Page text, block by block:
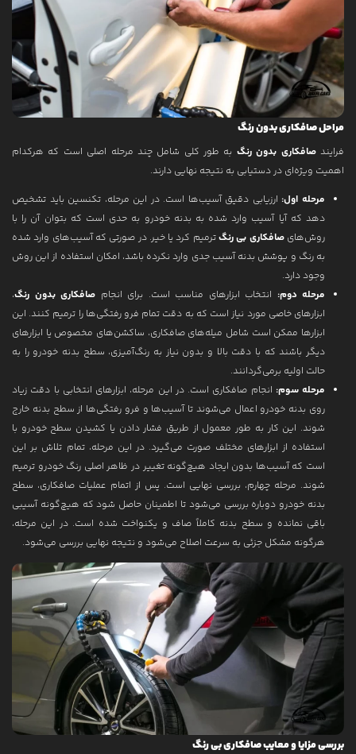
مراحل صافکاری بدون رنگ
فرایندصافکاری بدون رنگ به طور کلی شامل چند مرحله اصلی است که هرکدام
اهمیت ویژه‌ای در دستیابی به نتیجه نهایی دارند.
مرحله اول: ارزیابی دقیق آسیب‌ها است. در این مرحله، تکنسین باید تشخیص
دهد که آیا آسیب وارد شده به بدنه خودرو به حدی است که بتوان آن را با
روش‌هایصافکاری بی رنگترمیم کرد یا خیر. در صورتی که آسیب‌های وارد شده
به رنگ و پوشش بدنه آسیب جدی وارد نکرده باشد، امکان استفاده از این روش
وجود دارد.
مرحله دوم: انتخاب ابزارهای مناسب است. برای انجام صافکاری بدون رنگ،
ابزارهای خاصی مورد نیاز است که به دقت تمام فرو رفتگی‌ها را ترمیم کنند. این
ابزارها ممکن است شامل میله‌های صافکاری، ساکشن‌های مخصوص یا ابزارهای
دیگر باشند که با دقت بالا و بدون نیاز به رنگ‌آمیزی، سطح بدنه خودرو را به
حالت اولیه برمی‌گردانند.
مرحله سوم: انجام صافکاری است. در این مرحله، ابزارهای انتخابی با دقت زیاد
روی بدنه خودرو اعمال می‌شوند تا آسیب‌ها و فرو رفتگی‌ها از سطح بدنه خارج
شوند. این کار به طور معمول از طریق فشار دادن یا کشیدن سطح خودرو با
استفاده از ابزارهای مختلف صورت می‌گیرد. در این مرحله، تمام تلاش بر این
است که آسیب‌ها بدون ایجاد هیچ‌گونه تغییر در ظاهر اصلی رنگ خودرو ترمیم
شوند. مرحله چهارم، بررسی نهایی است. پس از اتمام عملیات صافکاری، سطح
بدنه خودرو دوباره بررسی می‌شود تا اطمینان حاصل شود که هیچ‌گونه آسیبی
باقی نمانده و سطح بدنه کاملاً صاف و یکنواخت شده است. در این مرحله،
هرگونه مشکل جزئی به سرعت اصلاح می‌شود و نتیجه نهایی بررسی می‌شود.
بررسی مزایا و معایب صافکاری بی رنگ